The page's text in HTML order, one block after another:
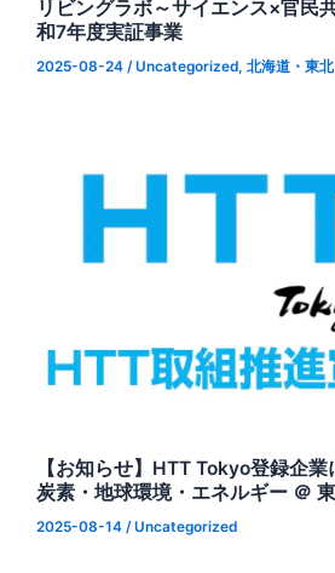
リビングラボ～サイエンス×官民
和7年度実証事業
2025-08-24 /Uncategorized, 北海道・東北
【お知らせ】HTT Tokyo登録企
炭素・地球環境・エネルギー ＠
2025-08-14 /Uncategorized